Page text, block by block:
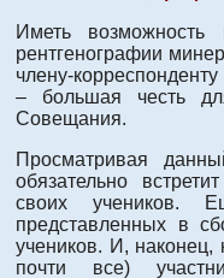
Иметь
рентгенографии
члену-
– большая честь
Совещания.
Просматривая
обязательно
своих учеников.
представленных в
учеников. И, наконец,
почти все)